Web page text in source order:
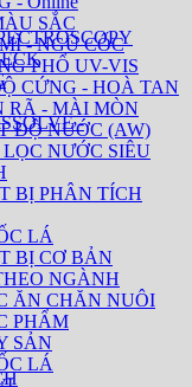
SẮC
- NGŨ CỐC
PHỔ UV-VIS
CỨNG - HOÀ TAN
RÃ - MÀI MÒN
ĐỘ NƯỚC (AW)
NƯỚC SIÊU
BỊ PHÂN TÍCH
LÁ
BỊ CƠ BẢN
NGÀNH
ĂN CHĂN NUÔI
PHẨM
SẢN
LÁ
-